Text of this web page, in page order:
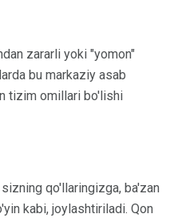
zararli yoki "yomon"
bu markaziy asab
tizim omillari bo'lishi
qo'llaringizga, ba'zan
kabi, joylashtiriladi. Qon